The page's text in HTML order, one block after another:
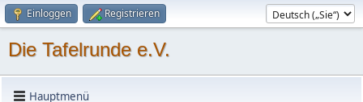
Einloggen Registrieren
Die Tafelrunde e.V.
Hauptmenü